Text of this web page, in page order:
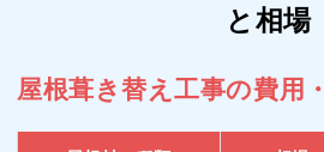
と相場
屋根葺き替え工事の費用